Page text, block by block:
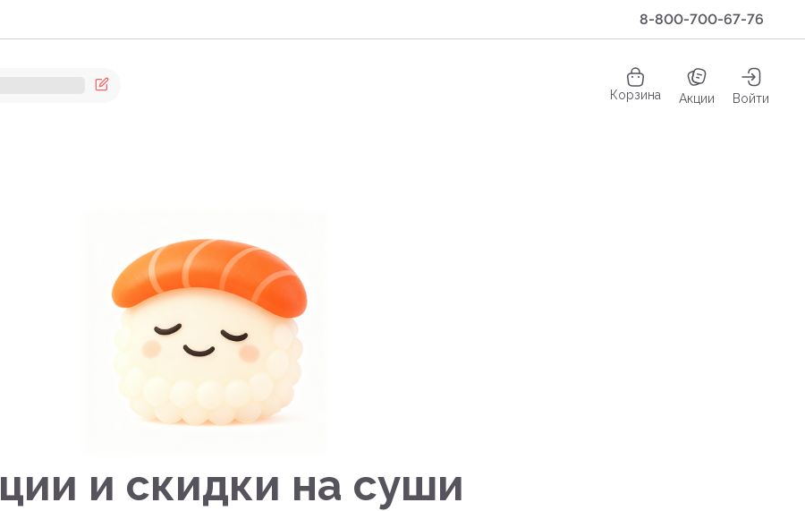
8-800-700-67-76
Корзина Акции Войти
и скидки на суши